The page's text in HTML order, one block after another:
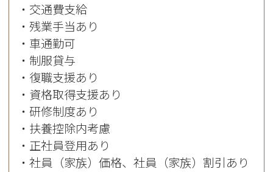
・交通費支給
・残業手当あり
・車通勤可
・制服貸与
・復職支援あり
・資格取得支援あり
・研修制度あり
・扶養控除内考慮
・正社員登用あり
・社員（家族）価格、社員（家族）割引あり